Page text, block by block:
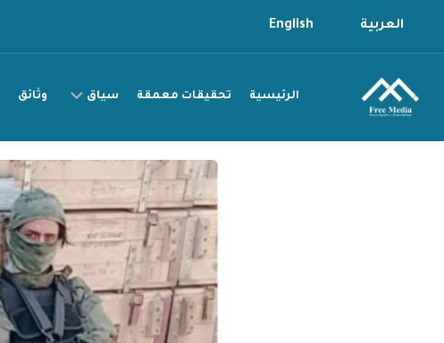
content
العربية English
الرئيسية تحقيقات معمقة سياق
سياق
القصة
وثائق